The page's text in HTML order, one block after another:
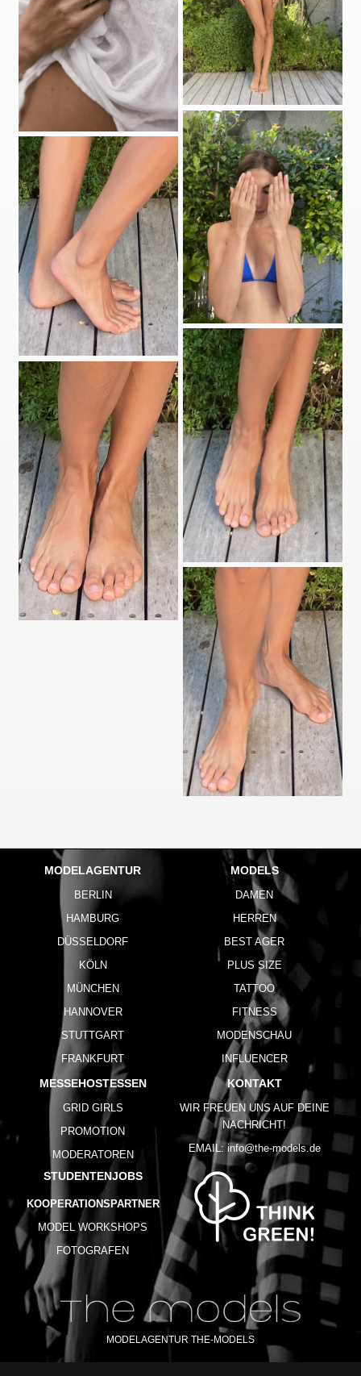
MODELAGENTUR
BERLIN
HAMBURG
DÜSSELDORF
KÖLN
MÜNCHEN
HANNOVER
STUTTGART
FRANKFURT
MODELS
DAMEN
HERREN
BEST AGER
PLUS SIZE
TATTOO
FITNESS
MODENSCHAU
INFLUENCER
MESSEHOSTESSEN
GRID GIRLS
PROMOTION
MODERATOREN
STUDENTENJOBS
KOOPERATIONSPARTNER
MODEL WORKSHOPS
FOTOGRAFEN
KONTAKT
WIR FREUEN UNS AUF DEINE
NACHRICHT!
EMAIL: info@the-models.de
MODELAGENTUR THE-MODELS